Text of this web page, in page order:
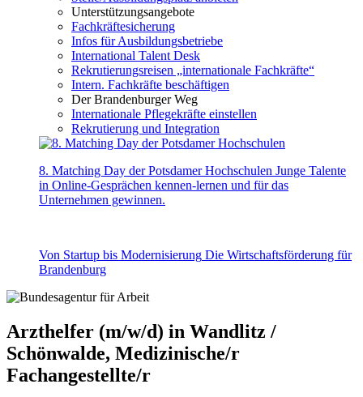
Unterstützungsangebote
Fachkräftesicherung
Infos für Ausbildungsbetriebe
International Talent Desk
Rekrutierungsreisen „internationale Fachkräfte“
Intern. Fachkräfte beschäftigen
Der Brandenburger Weg
Internationale Pflegekräfte einstellen
Rekrutierung und Integration
8. Matching Day der Potsdamer Hochschulen Junge Talente
in Online-Gesprächen kennen-lernen und für das
Unternehmen gewinnen.
Von Startup bis Modernisierung Die Wirtschaftsförderung für
Brandenburg
Arzthelfer (m/w/d) in Wandlitz /
Schönwalde, Medizinische/r
Fachangestellte/r